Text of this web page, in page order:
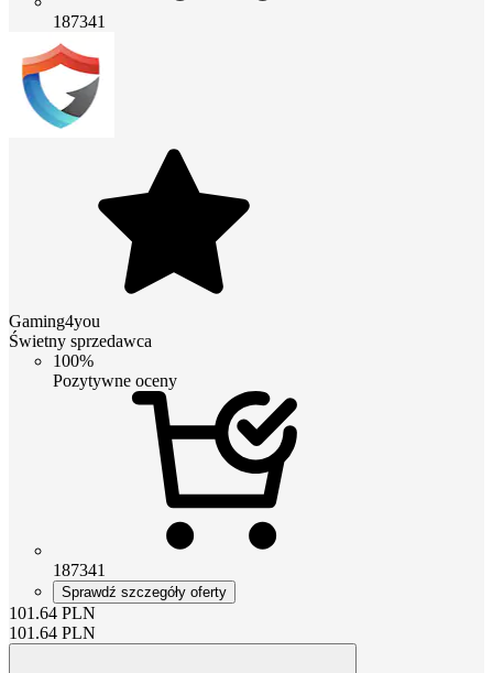
187341
Gaming4you
Świetny sprzedawca
100%
Pozytywne oceny
187341
Sprawdź szczegóły oferty
101.64 PLN
101.64 PLN